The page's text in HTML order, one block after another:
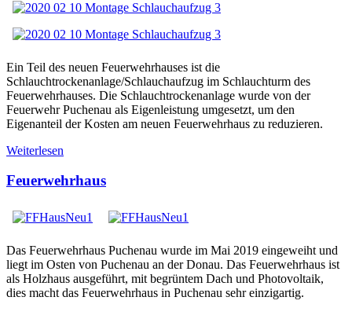
Ein Teil des neuen Feuerwehrhauses ist die
Schlauchtrockenanlage/Schlauchaufzug im Schlauchturm des
Feuerwehrhauses. Die Schlauchtrockenanlage wurde von der
Feuerwehr Puchenau als Eigenleistung umgesetzt, um den
Eigenanteil der Kosten am neuen Feuerwehrhaus zu reduzieren.
Weiterlesen
Feuerwehrhaus
Das Feuerwehrhaus Puchenau wurde im Mai 2019 eingeweiht und
liegt im Osten von Puchenau an der Donau. Das Feuerwehrhaus ist
als Holzhaus ausgeführt, mit begrüntem Dach und Photovoltaik,
dies macht das Feuerwehrhaus in Puchenau sehr einzigartig.